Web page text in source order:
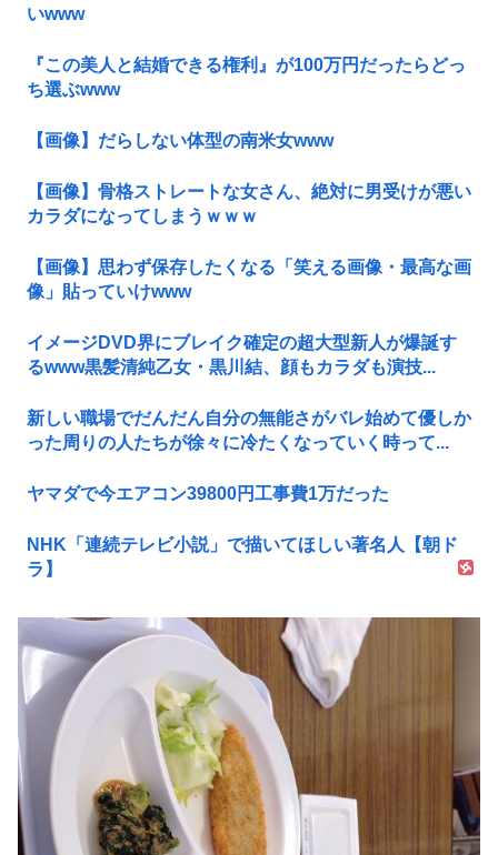
いwww
『この美人と結婚できる権利』が100万円だったらどっ
ち選ぶwww
【画像】だらしない体型の南米女www
【画像】骨格ストレートな女さん、絶対に男受けが悪い
カラダになってしまうｗｗｗ
【画像】思わず保存したくなる「笑える画像・最高な画
像」貼っていけwww
イメージDVD界にブレイク確定の超大型新人が爆誕す
るwww黒髪清純乙女・黒川結、顔もカラダも演技...
新しい職場でだんだん自分の無能さがバレ始めて優しか
った周りの人たちが徐々に冷たくなっていく時って...
ヤマダで今エアコン39800円工事費1万だった
NHK「連続テレビ小説」で描いてほしい著名人【朝ド
ラ】